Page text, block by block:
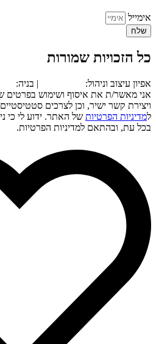
אימייל
שלח
כל הזכויות שמורות
אפיון עיצוב וניהול: | בניה:
אני מאשר/ת את איסוף ושימוש בפרטים
ויצירת קשר ישיר, וכן לצרכים
למדיניות הפרטיות של האתר. ידוע לי כי
בכל עת, ובהתאם למדיניות הפרטיות.